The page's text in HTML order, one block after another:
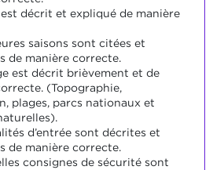
décrit et expliqué de manière
saisons sont citées et
de manière correcte.
est décrit brièvement et de
(Topographie,
plages, parcs nationaux et
d’entrée sont décrites et
de manière correcte.
consignes de sécurité sont